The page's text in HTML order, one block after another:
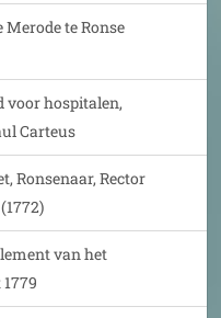
Merode te Ronse
voor hospitalen,
Carteus
Ronsenaar, Rector
van het